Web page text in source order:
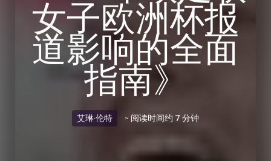
女子欧洲杯报
道影响的全面
指南》
艾琳·伦特 ~ 阅读时间约 7 分钟